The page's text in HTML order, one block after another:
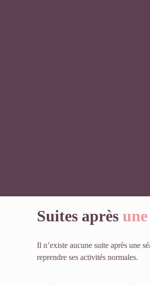
Suites après
Il n’existe aucune suite après une
reprendre ses activités normales.